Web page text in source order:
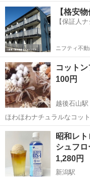
円！／うれしい土日祝休み
内容 車載用カーナビゲ...
長野 松本市 南松本
【格安
【保証人
ニフティ不動
コット
100円
越後石山駅
ほわほわナチュラルなコッ
ラル好きさんなら大好きな
ごやお皿に飾ったり リース
新潟 新潟市 越後石
昭和レ
シュフ
1,280円
新潟駅